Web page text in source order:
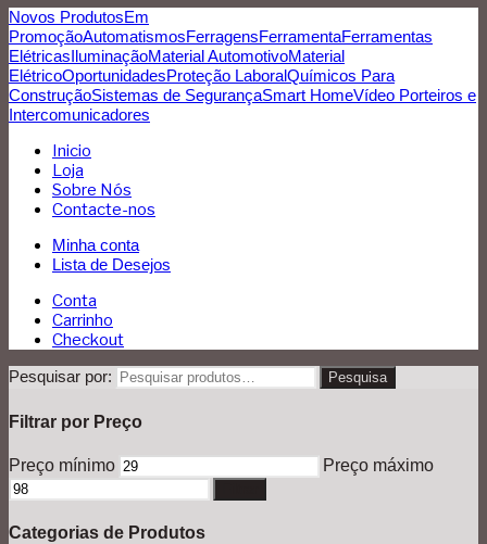
Novos ProdutosEm
PromoçãoAutomatismosFerragensFerramentaFerramentas
ElétricasIluminaçãoMaterial AutomotivoMaterial
ElétricoOportunidadesProteção LaboralQuímicos Para
ConstruçãoSistemas de SegurançaSmart HomeVídeo Porteiros e
Intercomunicadores
Inicio
Loja
Sobre Nós
Contacte-nos
Minha conta
Lista de Desejos
Conta
Carrinho
Checkout
Pesquisar por: Pesquisa
Filtrar por Preço
Preço mínimo Preço máximo
Categorias de Produtos